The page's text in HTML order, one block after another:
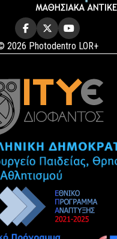
2026 Photodentro LOR+